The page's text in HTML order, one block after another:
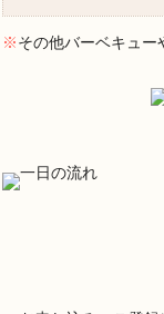
※その他バーベキュー